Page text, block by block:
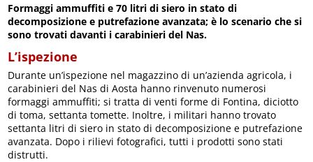
Formaggi ammuffiti e 70 litri di siero in stato di
decomposizione e putrefazione avanzata; è lo scenario che si
sono trovati davanti i carabinieri del Nas.
L’ispezione
Durante un’ispezione nel magazzino di un’azienda agricola, i
carabinieri del Nas di Aosta hanno rinvenuto numerosi
formaggi ammuffiti; si tratta di venti forme di Fontina, diciotto
di toma, settanta tomette. Inoltre, i militari hanno trovato
settanta litri di siero in stato di decomposizione e putrefazione
avanzata. Dopo i rilievi fotografici, tutti i prodotti sono stati
distrutti.